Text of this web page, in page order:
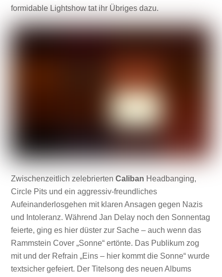
formidable Lightshow tat ihr Übriges dazu.
Zwischenzeitlich zelebriertenCaliban Headbanging,
Circle Pits und ein aggressiv-freundliches
Aufeinanderlosgehen mit klaren Ansagen gegen Nazis
und Intoleranz. Während Jan Delay noch den Sonnentag
feierte, ging es hier düster zur Sache – auch wenn das
Rammstein Cover „Sonne“ ertönte. Das Publikum zog
mit und der Refrain „Eins – hier kommt die Sonne“ wurde
textsicher gefeiert. Der Titelsong des neuen Albums